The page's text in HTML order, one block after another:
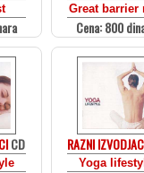
Great barrier
Cena: 800
CD RAZNI
Yoga